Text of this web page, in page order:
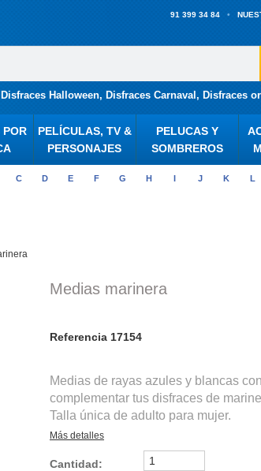
91 399 34 84
Disfraces Halloween, Disfraces Carnaval , Disfraces
POR
PELÍCULAS, TV &
PERSONAJES
PELUCAS Y
SOMBREROS
C D E F G H I J K L
Medias marinera
Referencia 17154
Medias de rayas azules y blancas
complementar tus disfraces de
Talla única de adulto para mujer.
Más detalles
Cantidad: